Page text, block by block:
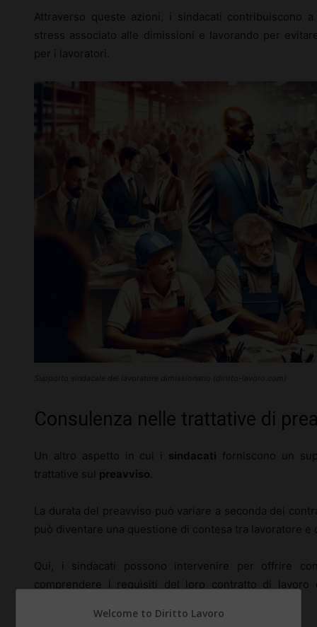
Attraverso queste azioni, i sindacati contribuiscono
stress associato alle dimissioni e lavorando per
per i lavoratori.
Consulenza nelle trattative di
Un altro aspetto in cui i sindacati forniscono un
trattative sul preavviso
La durata del preavviso può variare a seconda dei
può diventare una questione di contesa tra lavoratore e
Qui, i sindacati possono intervenire per offrire
comprendere i requisiti del loro contratto di
Welcome to Diritto Lavoro